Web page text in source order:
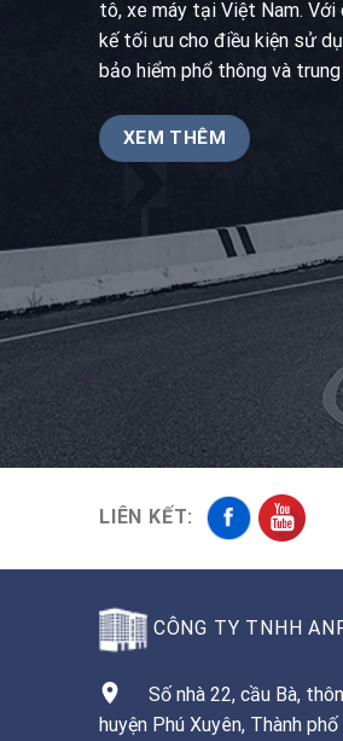
tô, xe máy tại Việt Nam.
kế tối ưu cho điều kiện sử
bảo hiểm phổ thông và trung
XEM THÊM
LIÊN KẾT:
CÔNG TY TNHH
Số nhà 22, cầu Bà,
huyện Phú Xuyên, Thành